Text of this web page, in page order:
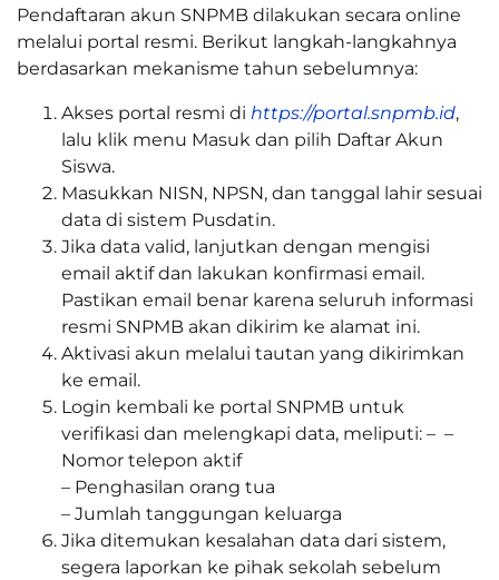
Pendaftaran akun SNPMB dilakukan secara online
melalui portal resmi. Berikut langkah-langkahnya
berdasarkan mekanisme tahun sebelumnya:
Akses portal resmi di https://portal.snpmb.id,
lalu klik menu Masuk dan pilih Daftar Akun
Siswa.
Masukkan NISN, NPSN, dan tanggal lahir sesuai
data di sistem Pusdatin.
Jika data valid, lanjutkan dengan mengisi
email aktif dan lakukan konfirmasi email.
Pastikan email benar karena seluruh informasi
resmi SNPMB akan dikirim ke alamat ini.
Aktivasi akun melalui tautan yang dikirimkan
ke email.
Login kembali ke portal SNPMB untuk
verifikasi dan melengkapi data, meliputi: – –
Nomor telepon aktif
– Penghasilan orang tua
– Jumlah tanggungan keluarga
Jika ditemukan kesalahan data dari sistem,
segera laporkan ke pihak sekolah sebelum